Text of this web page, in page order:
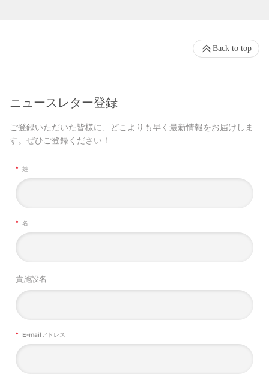
ニュースレター登録
ご登録いただいた皆様に、どこよりも早く最新情報をお届けしま
す。ぜひご登録ください！
* 姓
* 名
貴施設名
* E-mailアドレス
Back to top